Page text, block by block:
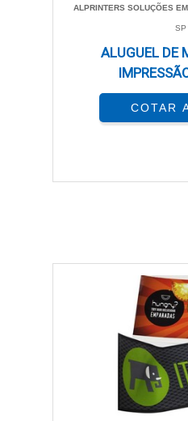
ALPRINTERS SOLUÇÕES
SP
ALUGUEL DE
COTAR